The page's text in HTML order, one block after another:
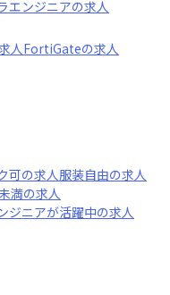
エンジニアの求人
人FortiGateの求人
可の求人服装自由の求人
満の求人
ジニアが活躍中の求人